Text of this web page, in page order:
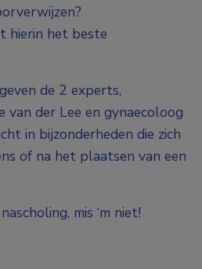
hierin het beste
de 2 experts,
van der Lee en gynaecoloog
in bijzonderheden die zich
of na het plaatsen van een
mis ‘m niet!